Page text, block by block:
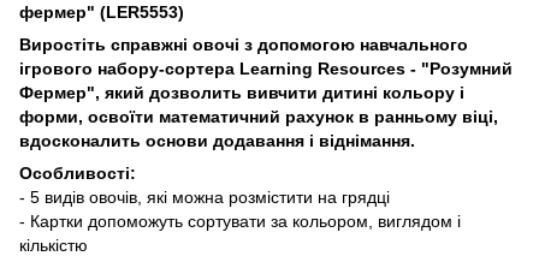
фермер" (LER5553)
Виростіть справжні овочі з допомогою навчального
ігрового набору-сортера Learning Resources - "Розумний
Фермер", який дозволить вивчити дитині кольору і
форми, освоїти математичний рахунок в ранньому віці,
вдосконалить основи додавання і віднімання.
Особливості:
- 5 видів овочів, які можна розмістити на грядці
- Картки допоможуть сортувати за кольором, виглядом і
кількістю